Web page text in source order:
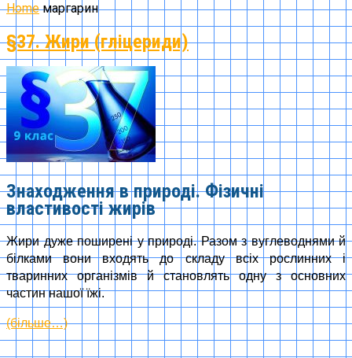
Home маргарин
§37. Жири (гліцериди)
Знаходження в природі. Фізичні
властивості жирів
Жири дуже поширені у природі. Разом з вуглеводнями й
білками вони входять до складу всіх рослинних і
тваринних організмів й становлять одну з основних
частин нашої їжі.
(більше…)